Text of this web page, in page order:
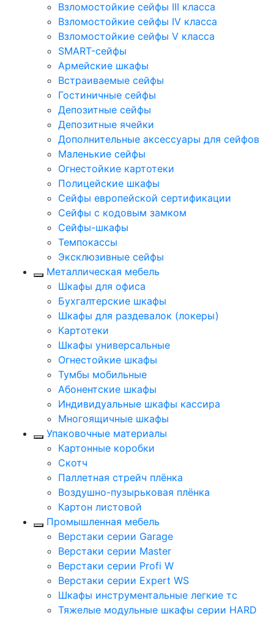
Взломостойкие сейфы III класса
Взломостойкие сейфы IV класса
Взломостойкие сейфы V класса
SMART-сейфы
Армейские шкафы
Встраиваемые сейфы
Гостиничные сейфы
Депозитные сейфы
Депозитные ячейки
Дополнительные аксессуары для сейфов
Маленькие сейфы
Огнестойкие картотеки
Полицейские шкафы
Сейфы европейской сертификации
Сейфы с кодовым замком
Сейфы-шкафы
Темпокассы
Эксклюзивные сейфы
Металлическая мебель
Шкафы для офиса
Бухгалтерские шкафы
Шкафы для раздевалок (локеры)
Картотеки
Шкафы универсальные
Огнестойкие шкафы
Тумбы мобильные
Абонентские шкафы
Индивидуальные шкафы кассира
Многоящичные шкафы
Упаковочные материалы
Картонные коробки
Скотч
Паллетная стрейч плёнка
Воздушно-пузырьковая плёнка
Картон листовой
Промышленная мебель
Верстаки серии Garage
Верстаки серии Master
Верстаки серии Profi W
Верстаки серии Expert WS
Шкафы инструментальные легкие тс
Тяжелые модульные шкафы серии HARD